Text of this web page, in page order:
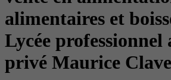
alimentaires et
Lycée professionnel
privé Maurice